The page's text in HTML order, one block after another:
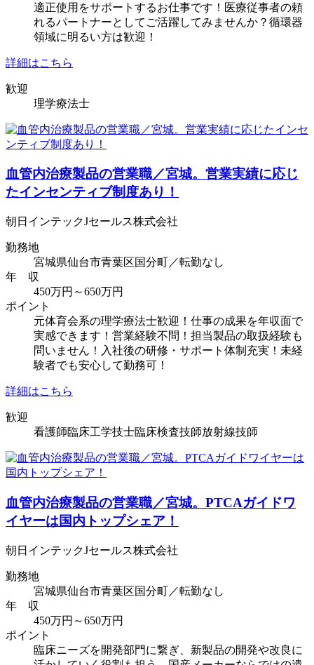
適正使用をサポートするお仕事です！医療従事者の頼
れるパートナーとしてご活躍してみませんか？循環器
領域に明るい方は歓迎！
詳細はこちら
歓迎
理学療法士
血管内治療製品の営業職／宮城。営業実績に応じ
たインセンティブ制度あり！
朝日インテックJセールス株式会社
勤務地
宮城県仙台市青葉区国分町／転勤なし
年 収
450万円～650万円
ポイント
元体育会系の理学療法士歓迎！仕事の成果を年収面で
実感できます！営業経験不問！担当製品の取扱経験も
問いません！入社後の研修・サポート体制充実！未経
験者でも安心して勤務可！
詳細はこちら
歓迎
看護師臨床工学技士臨床検査技師放射線技師
血管内治療製品の営業職／宮城。PTCAガイドワ
イヤーは国内トップシェア！
朝日インテックJセールス株式会社
勤務地
宮城県仙台市青葉区国分町／転勤なし
年 収
450万円～650万円
ポイント
臨床ニーズを開発部門に繋ぎ、新製品の開発や改良に